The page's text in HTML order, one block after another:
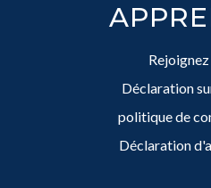
Déclaration
politique de
Déclaration